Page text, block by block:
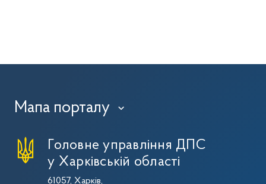
Мапа порталу ›
Головне управління ДПС
у Харківській області
61057, Харків,